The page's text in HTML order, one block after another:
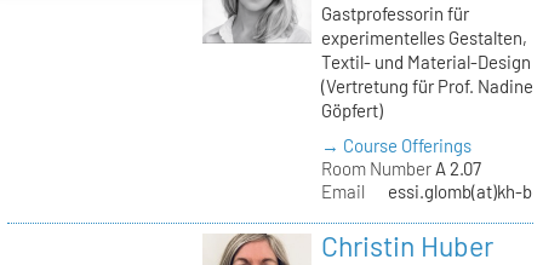
Gastprofessorin für
experimentelles Gestalten,
Textil- und Material-Design
(Vertretung für Prof. Nadine
Göpfert)
→ Course Offerings
Room NumberA 2.07
Email
essi.glomb(at)kh-
Christin Huber